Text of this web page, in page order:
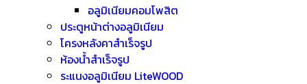
อลูมิเนียมคอมโพสิต
ประตูหน้าต่างอลูมิเนียม
โครงหลังคาสำเร็จรูป
ห้องน้ำสำเร็จรูป
ระแนงอลูมิเนียม LiteWOOD